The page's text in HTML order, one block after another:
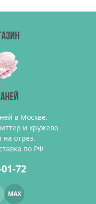
в Москве.
и кружево
на отрез.
по РФ
72
MAX